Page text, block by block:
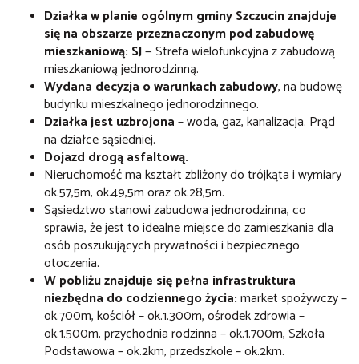
Działka w planie ogólnym gminy Szczucin znajduje
się na obszarze przeznaczonym pod zabudowę
mieszkaniową: SJ— Strefa wielofunkcyjna z zabudową
mieszkaniową jednorodzinną.
Wydana decyzja o warunkach zabudowy, na budowę
budynku mieszkalnego jednorodzinnego.
Działka jest uzbrojona– woda, gaz, kanalizacja. Prąd
na działce sąsiedniej.
Dojazd drogą asfaltową.
Nieruchomość ma kształt zbliżony do trójkąta i wymiary
ok.57,5m, ok.49,5m oraz ok.28,5m.
Sąsiedztwo stanowi zabudowa jednorodzinna, co
sprawia, że jest to idealne miejsce do zamieszkania dla
osób poszukujących prywatności i bezpiecznego
otoczenia.
W pobliżu znajduje się pełna infrastruktura
niezbędna do codziennego życia:market spożywczy –
ok.700m, kościół – ok.1.300m, ośrodek zdrowia –
ok.1.500m, przychodnia rodzinna – ok.1.700m, Szkoła
Podstawowa – ok.2km, przedszkole – ok.2km.